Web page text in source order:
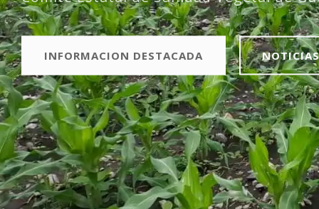
INFORMACION DESTACADA NOTICIAS